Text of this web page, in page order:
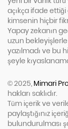
açıkça ifade
kimsenin hiçbir
Yapay zekanın
uzun
yazılmadı ve bu
şeyle
© 2025, Mimari
hakları saklıdır.
Tüm içerik ve
paylaştığınız
bulundurulması